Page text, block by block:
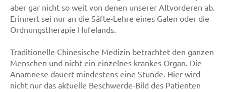
aber gar nicht so weit von denen unserer Altvorderen ab.
Erinnert sei nur an die Säfte-Lehre eines Galen oder die
Ordnungstherapie Hufelands.
Traditionelle Chinesische Medizin betrachtet den ganzen
Menschen und nicht ein einzelnes krankes Organ. Die
Anamnese dauert mindestens eine Stunde. Hier wird
nicht nur das aktuelle Beschwerde-Bild des Patienten